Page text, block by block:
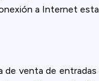
a Internet
de venta de